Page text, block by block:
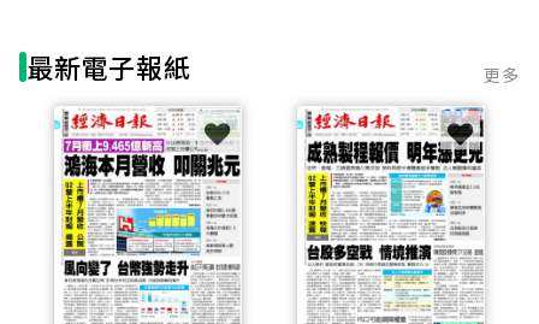
最新電子報紙 更多